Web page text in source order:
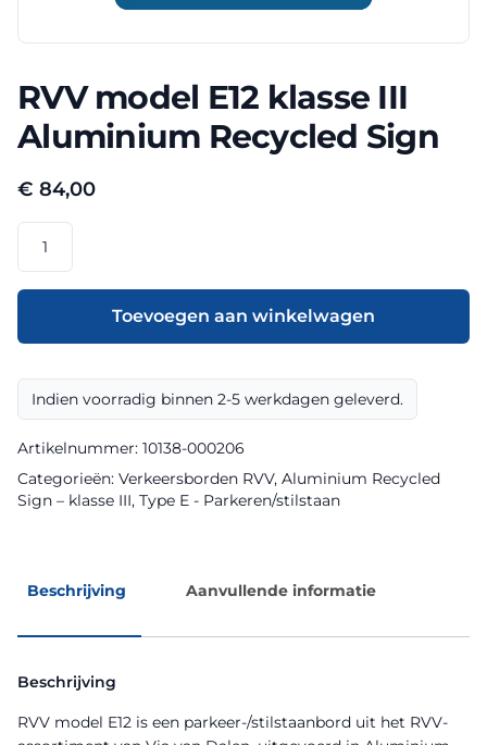
RVV model E12 klasse III
Aluminium Recycled Sign
€ 84,00
model
E12
III
Recycled
Sign
aantal
Toevoegen aan winkelwagen
Indien voorradig binnen 2-5 werkdagen geleverd.
Artikelnummer: 10138-000206
Categorieën: Verkeersborden RVV, Aluminium Recycled
Sign – klasse III, Type E - Parkeren/stilstaan
Beschrijving Aanvullende informatie
Beschrijving
RVV model E12 is een parkeer-/stilstaanbord uit het RVV-